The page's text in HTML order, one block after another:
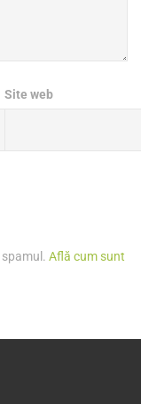
Site web
Află cum sunt